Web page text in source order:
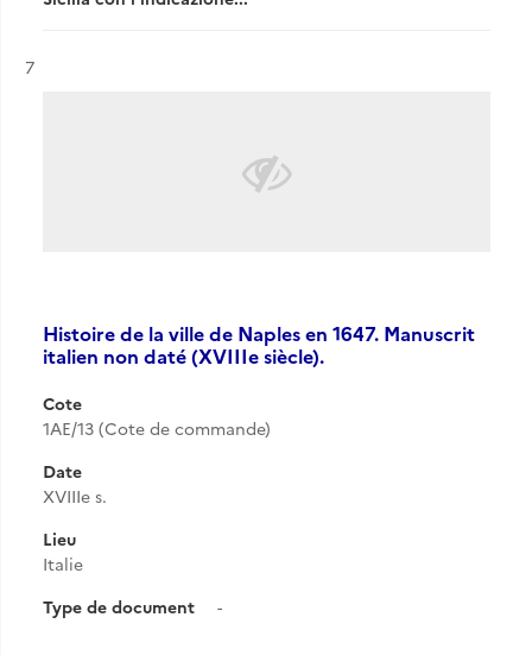
Résultat n°
7
Histoire de la ville de Naples en 1647. Manuscrit
italien non daté (XVIIIe siècle).
Cote
1AE/13 (Cote de commande)
Date
XVIIIe s.
Lieu
Italie
Type de document
-